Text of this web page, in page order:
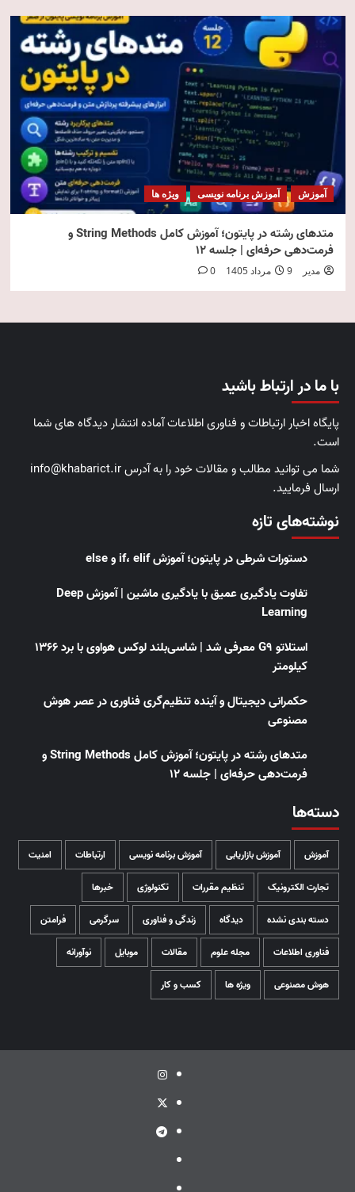
آموزش آموزش برنامه نویسی ویژه ها
متدهای رشته در پایتون؛ آموزش کامل String Methods و
فرمت‌دهی حرفه‌ای | جلسه ۱۲
مدیر 9 مرداد 1405 0
با ما در ارتباط باشید
پایگاه اخبار ارتباطات و فناوری اطلاعات آماده انتشار دیدگاه های شما
است.
شما می توانید مطالب و مقالات خود را به آدرس info@khabarict.ir
ارسال فرمایید.
نوشته‌های تازه
دستورات شرطی در پایتون؛ آموزش if، elif و else
تفاوت یادگیری عمیق با یادگیری ماشین | آموزش Deep
Learning
استلاتو G9 معرفی شد | شاسی‌بلند لوکس هواوی با برد ۱۳۶۶
کیلومتر
حکمرانی دیجیتال و آینده تنظیم‌گری فناوری در عصر هوش
مصنوعی
متدهای رشته در پایتون؛ آموزش کامل String Methods و
فرمت‌دهی حرفه‌ای | جلسه ۱۲
دسته‌ها
آموزش آموزش بازاریابی آموزش برنامه نویسی ارتباطات امنیت
تجارت الکترونیک تنظیم مقررات تکنولوژی خبرها
دسته بندی نشده دیدگاه زندگی و فناوری سرگرمی فرامتن
فناوری اطلاعات مجله علوم مقالات موبایل نوآورانه
هوش مصنوعی ویژه ها کسب و کار
اینستاگرام
توئیتر
تلگرام